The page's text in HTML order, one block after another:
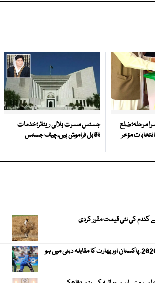
مرحلہ؛ضلع
مؤخر
جسٹس مسرت ہلالی ریٹائر؛خدمات
ناقابل فراموش ہیں،چیف جسٹس
کی نئی قیمت مقرر کردی
ویمنز ایشیا کپ 2026، پاکستان اور بھارت کا مقابلہ دبئی میں ہو